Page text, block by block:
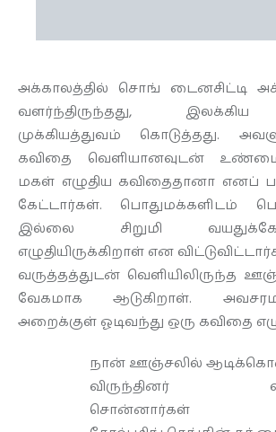
அக்காலத்தில் சொங் டைனசிட்டி
வளர்ந்திருந்தது, இலக்கிய
முக்கியத்துவம் கொடுத்தது.
கவிதை வெளியானவுடன்
மகள் எழுதிய கவிதைதானா எனப்
கேட்டார்கள். பொதுமக்களிடம்
இல்லை சிறுமி
எழுதியிருக்கிறாள் என
வருத்தத்துடன் வெளியிலிருந்த
வேகமாக ஆடுகிறாள்.
அறைக்குள் ஓடிவந்து ஒரு கவிதை
நான் ஊஞ்சலில்
விருந்தினர்
சொன்னார்கள்